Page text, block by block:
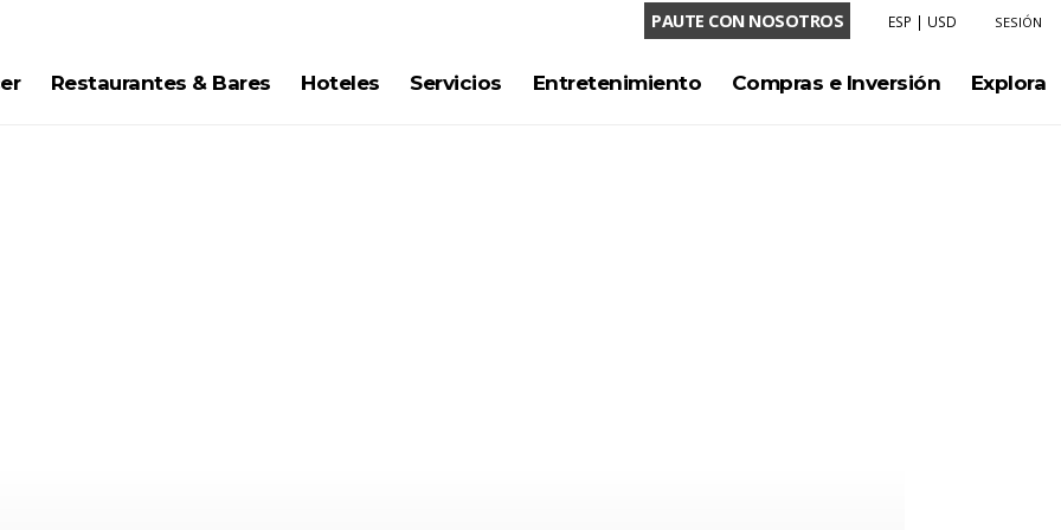
PAUTE CON NOSOTROS ESP | USD SESIÓN
Restaurantes & Bares Hoteles Servicios Entretenimiento Compras e Inversión Explora